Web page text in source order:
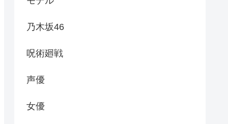
乃木坂46
呪術廻戦
声優
女優